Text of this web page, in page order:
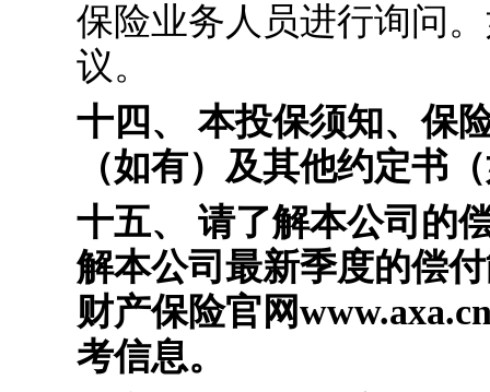
保险业务人员进行询问
议。
十四、 本投保须知、保
（如有）及其他约定书
十五、 请了解本公司的
解本公司最新季度的偿
财产保险官网
考信息。